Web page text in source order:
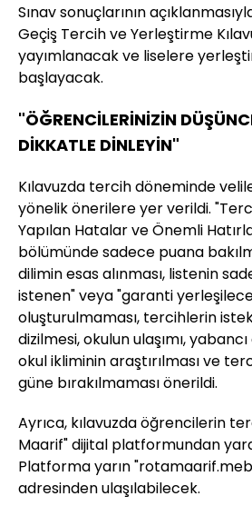
Sınav sonuçlarının
Geçiş Tercih ve Yerleştirme
yayımlanacak ve liselere
başlayacak.
"ÖĞRENCİLERİNİZİN
DİKKATLE DİNLEYİN"
Kılavuzda tercih döneminde
yönelik önerilere yer verildi.
Yapılan Hatalar ve Önemli
bölümünde sadece puana
dilimin esas alınması, listenin
istenen" veya "garanti
oluşturulmaması, tercihlerin
dizilmesi, okulun ulaşımı,
okul ikliminin araştırılması ve
güne bırakılmaması önerildi.
Ayrıca, kılavuzda öğrencilerin
Maarif" dijital platformundan
Platforma yarın
adresinden ulaşılabilecek.